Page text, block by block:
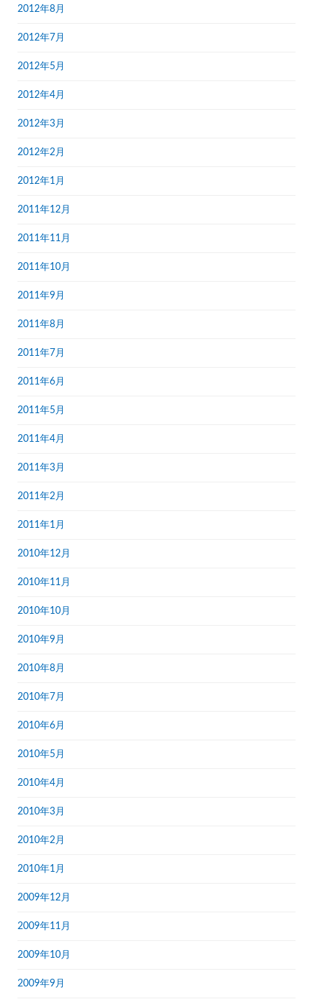
2012年8月
2012年7月
2012年5月
2012年4月
2012年3月
2012年2月
2012年1月
2011年12月
2011年11月
2011年10月
2011年9月
2011年8月
2011年7月
2011年6月
2011年5月
2011年4月
2011年3月
2011年2月
2011年1月
2010年12月
2010年11月
2010年10月
2010年9月
2010年8月
2010年7月
2010年6月
2010年5月
2010年4月
2010年3月
2010年2月
2010年1月
2009年12月
2009年11月
2009年10月
2009年9月